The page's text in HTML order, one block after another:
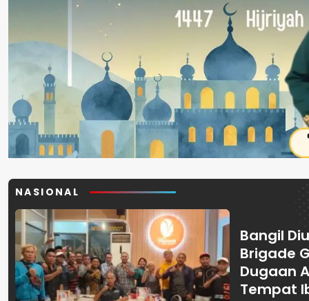
NASIONAL
Bangil
Brigade
Dugaan
Tempat